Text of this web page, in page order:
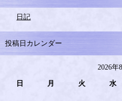
日記
投稿日カレンダー
2026年
日 月 火 水